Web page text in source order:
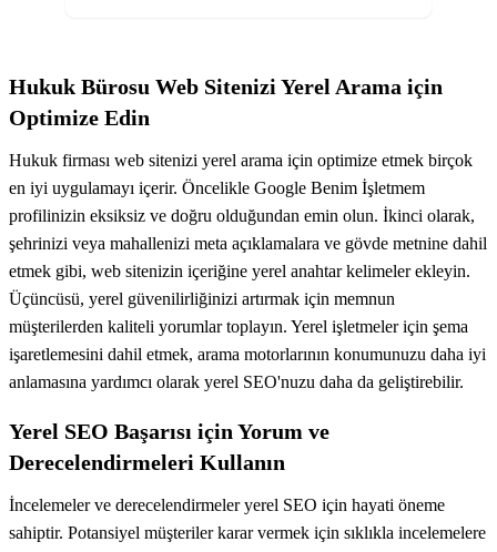
Hukuk Bürosu Web Sitenizi Yerel Arama için
Optimize Edin
Hukuk firması web sitenizi yerel arama için optimize etmek birçok
en iyi uygulamayı içerir. Öncelikle Google Benim İşletmem
profilinizin eksiksiz ve doğru olduğundan emin olun. İkinci olarak,
şehrinizi veya mahallenizi meta açıklamalara ve gövde metnine dahil
etmek gibi, web sitenizin içeriğine yerel anahtar kelimeler ekleyin.
Üçüncüsü, yerel güvenilirliğinizi artırmak için memnun
müşterilerden kaliteli yorumlar toplayın. Yerel işletmeler için şema
işaretlemesini dahil etmek, arama motorlarının konumunuzu daha iyi
anlamasına yardımcı olarak yerel SEO'nuzu daha da geliştirebilir.
Yerel SEO Başarısı için Yorum ve
Derecelendirmeleri Kullanın
İncelemeler ve derecelendirmeler yerel SEO için hayati öneme
sahiptir. Potansiyel müşteriler karar vermek için sıklıkla incelemelere